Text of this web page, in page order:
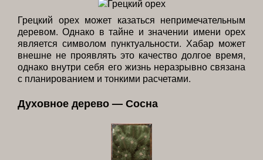
Грецкий орех может казаться непримечательным
деревом. Однако в тайне и значении имени орех
является символом пунктуальности. Хабар может
внешне не проявлять это качество долгое время,
однако внутри себя его жизнь неразрывно связана
с планированием и тонкими расчетами.
Духовное дерево — Сосна